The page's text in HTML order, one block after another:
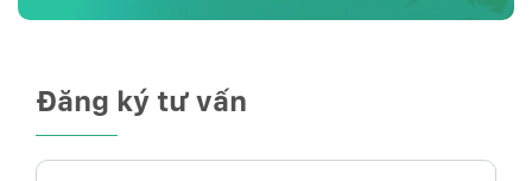
Đăng ký tư vấn